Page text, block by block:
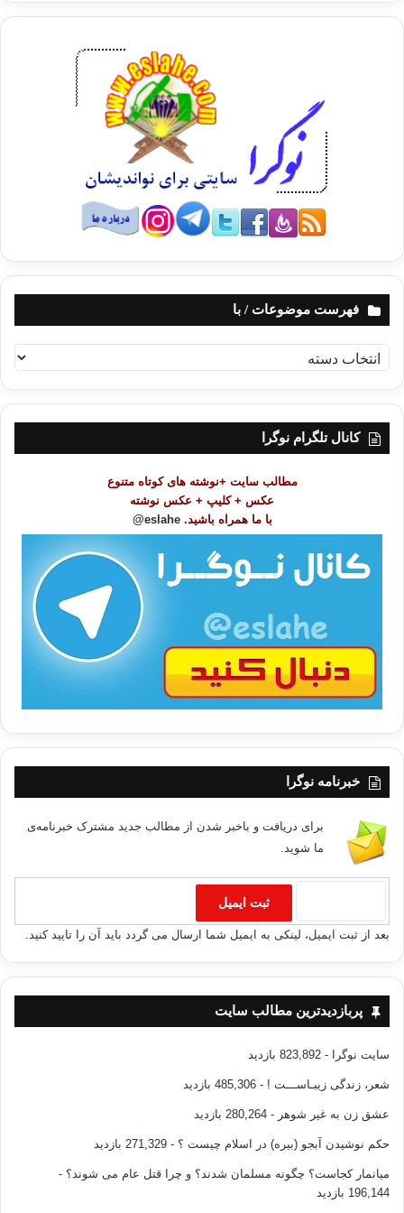
به ترجمه لطمه وارد نکرده باشد، خودداری شده است؛ زیرا
فارسی رایج نیست، و ذکر آنها به روانی جملات لطمه وارد
گاهی، عبارات و کلمات، در چند جا به چند شکل مختلف ترجمه
شده که هدف، تنوع در ترجمه و بکارگیری معنای مترادف آن
کلمات یا عبارات بوده است.
در “ترجمه روان”، بر خلاف ترجمه “تحت اللفظی” که همه‌ی
کلمات و حروف، زیر هم، و افعال نیز در همان زمان خود ترجمه
می‌شوند، نه تنها چنین امری ممکن نیست بلکه رعایت آن، در
لفظ جلاله را با همان نام(الله) آورده‌ایم زیرا “الله” جامع صفات
ذات مقدس او جلّ جلاله است و هیچ کلمه‌ای ترجمه مناسب
برای آن نیست.
در برخی از موارد، اختلاف آن‌چنانی در ترجمه بسیاری از آیات،
در بین مترجمین دیده نمی‌شود، این امر، آنگونه که برخی تصور
بنده با توجه به اعتقادی که به امر ویراستاری متون از طرف
دیگران دارم، این کار را با وسواسی خاص دنبال کرده‌ام و از
ترجمه روان قرآن فارسی
و اما روش کار ترجمه:
گام اول: ترجمه مفردات؛ منابع:
اصفهانى- کتاب العین؛ فراهیدى- معجم مقاییس اللغه؛ ابن فارس-
لسان العرب؛ ابن منظور – القاموس المحیط؛ فیروز آبادى –
التحقیق فى کلمات القرآن الکریم؛ مصطفوى- قاموس قرآن؛
قرشى- فرهنگ ابجدى؛ بستانى؛
فهرست موضوعات / با
ه
ر
کانال تلگرام نوگرا
مطالب سایت +نوشته های کوتاه متنوع
عکس + کلیپ + عکس نوشته
با ما همراه باشید. eslahe@
خبرنامه نوگرا
برای دریافت و باخبر شدن از مطالب جدید مشترک خبرنامه‌ی
ما شوید.
بعد از ثبت ایمیل، لینکی به ایمیل شما ارسال می گردد باید آن را تایید کنید.
پربازدیدترین مطالب سایت
سایت نوگرا - 823,892 بازدید
شعر، زندگی زیبـاســـت ! - 485,306 بازدید
عشق زن به غیر شوهر - 280,264 بازدید
حکم نوشیدن آبجو (بیره) در اسلام چیست ؟ - 271,329 بازدید
میانمار کجاست؟ چگونه مسلمان شدند؟ و چرا قتل عام می شوند؟ -
196,144 بازدید